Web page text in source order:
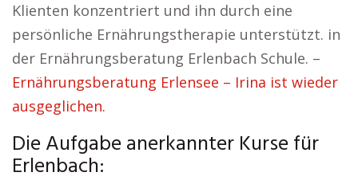
Klienten konzentriert und ihn durch eine
persönliche Ernährungstherapie unterstützt. in
der Ernährungsberatung Erlenbach Schule. –
Ernährungsberatung Erlensee – Irina ist wieder
ausgeglichen.
Die Aufgabe anerkannter Kurse für
Erlenbach: